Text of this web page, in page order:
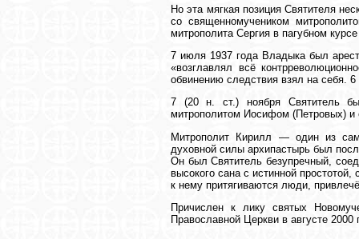
Но эта мягкая позиция Святителя
со священномучеником
митрополита Сергия в пагубном
7 июля 1937 года Владыка был
«возглавлял всё
обвинению следствия взял на себя.
7 (20 н. ст.) ноября Святитель
митрополитом Иосифом (Петровых) и
Митрополит Кирилл — один из
духовной силы архипастырь был
Он был Святитель безупречный,
высокого сана с истинной
к нему притягиваются люди,
Причислен к лику святых
Православной Церкви в августе